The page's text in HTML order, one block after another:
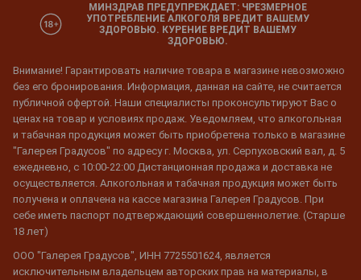
МИНЗДРАВ ПРЕДУПРЕЖДАЕТ: ЧРЕЗМЕРНОЕ
УПОТРЕБЛЕНИЕ АЛКОГОЛЯ ВРЕДИТ ВАШЕМУ
ЗДОРОВЬЮ. КУРЕНИЕ ВРЕДИТ ВАШЕМУ
ЗДОРОВЬЮ.
Внимание! Гарантировать наличие товара в магазине невозможно
без его бронирования. Информация, данная на сайте, не считается
публичной офертой. Наши специалисты проконсультируют Вас о
ценах на товар и условиях продаж. Уведомляем, что алкогольная
и табачная продукция может быть приобретена только в магазине
"Галерея Градусов" по адресу г. Москва, ул. Серпуховский вал, д. 5
ежедневно, с 10:00-22:00 Дистанционная продажа и доставка не
осуществляется. Алкогольная и табачная продукция может быть
получена и оплачена на кассе магазина Галерея Градусов. При
себе иметь паспорт подтверждающий совершеннолетие. (Старше
18 лет)
ООО "Галерея Градусов", ИНН 7725501624, является
исключительным владельцем авторских прав на материалы, в